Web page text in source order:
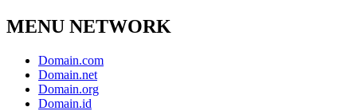
MENU NETWORK
Domain.com
Domain.net
Domain.org
Domain.id